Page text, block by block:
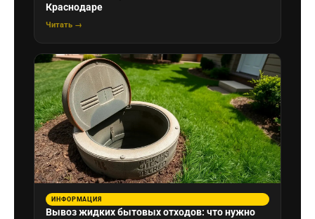
Краснодаре
Читать →
ИНФОРМАЦИЯ
Вывоз жидких бытовых отходов: что нужно